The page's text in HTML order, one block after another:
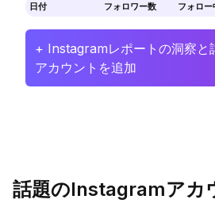
日付 フォロワー数 フォロ
+ Instagramレポートの洞察と
アカウントを追加
話題のInstagramアカ